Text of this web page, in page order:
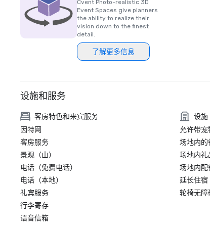
Cvent Photo-realistic 3D
Event Spaces give planners
the ability to realize their
vision down to the finest
detail.
了解更多信息
设施和服务
客房特色和来宾服务
因特网
客房服务
景观（山）
电话（免费电话）
电话（本地）
礼宾服务
行李寄存
语音信箱
设施
允许带宠
场地内的
场地内礼
场地内配
延长住宿
轮椅无障